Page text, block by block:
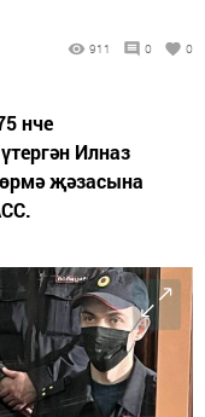
911 0 0
нче
Илназ
җәзасына